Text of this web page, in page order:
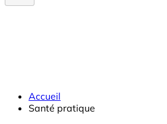
Accueil
Santé pratique